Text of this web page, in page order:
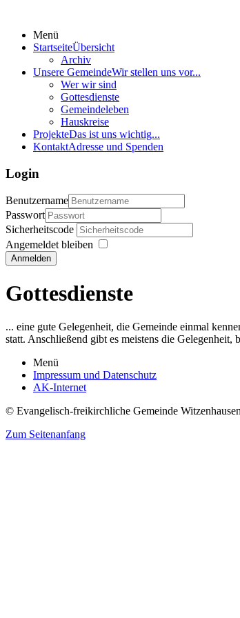
Menü
StartseiteÜbersicht
Archiv
Unsere GemeindeWir stellen uns vor...
Wer wir sind
Gottesdienste
Gemeindeleben
Hauskreise
ProjekteDas ist uns wichtig...
KontaktAdresse und Spenden
Login
Benutzername
Passwort
Sicherheitscode
Angemeldet bleiben
Anmelden
Gottesdienste
... eine gute Gelegenheit, die Gemeinde einmal
statt. Anschließend gibt es meistens die
Menü
Impressum und Datenschutz
AK-Internet
© Evangelisch-freikirchliche Gemeinde
Zum Seitenanfang